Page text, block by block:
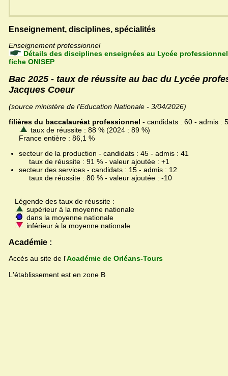
Enseignement, disciplines, spécialités
Enseignement professionnel
Détails des disciplines enseignées au Lycée
fiche ONISEP
Bac 2025 - taux de réussite au bac du Lycée
Jacques Coeur
(source ministère de l'Education Nationale - 3/04/2026)
filières du baccalauréat professionnel - candidats : 60 - admis :
taux de réussite : 88 % (2024 : 89 %)
France entière : 86,1 %
secteur de la production - candidats : 45 - admis : 41
taux de réussite : 91 % - valeur ajoutée : +1
secteur des services - candidats : 15 - admis : 12
taux de réussite : 80 % - valeur ajoutée : -10
Légende des taux de réussite :
supérieur à la moyenne nationale
dans la moyenne nationale
inférieur à la moyenne nationale
Académie :
Accès au site de l'Académie de Orléans-Tours
L'établissement est en zone B